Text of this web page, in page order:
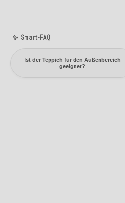
✨ Smart-FAQ
Ist der Teppich für den Außenbereich
geeignet?